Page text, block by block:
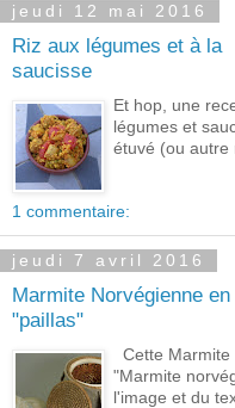
jeudi 12 mai 2016
Riz aux légumes et à la
saucisse
Et hop, une
légumes et
étuvé (ou autre
1 commentaire:
jeudi 7 avril 2016
Marmite Norvégienne en
"paillas"
Cette Marmite
"Marmite
l'image et du